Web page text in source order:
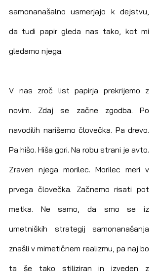
samonanašalno usmerjajo k dejstvu,
da tudi papir gleda nas tako, kot mi
gledamo njega.
V nas zroč list papirja prekrijemo z
novim. Zdaj se začne zgodba. Po
navodilih narišemo človečka. Pa drevo.
Pa hišo. Hiša gori. Na robu strani je avto.
Zraven njega morilec. Morilec meri v
prvega človečka. Začnemo risati pot
metka. Ne samo, da smo se iz
umetniških strategij samonanašanja
znašli v mimetičnem realizmu, pa naj bo
ta še tako stiliziran in izveden z